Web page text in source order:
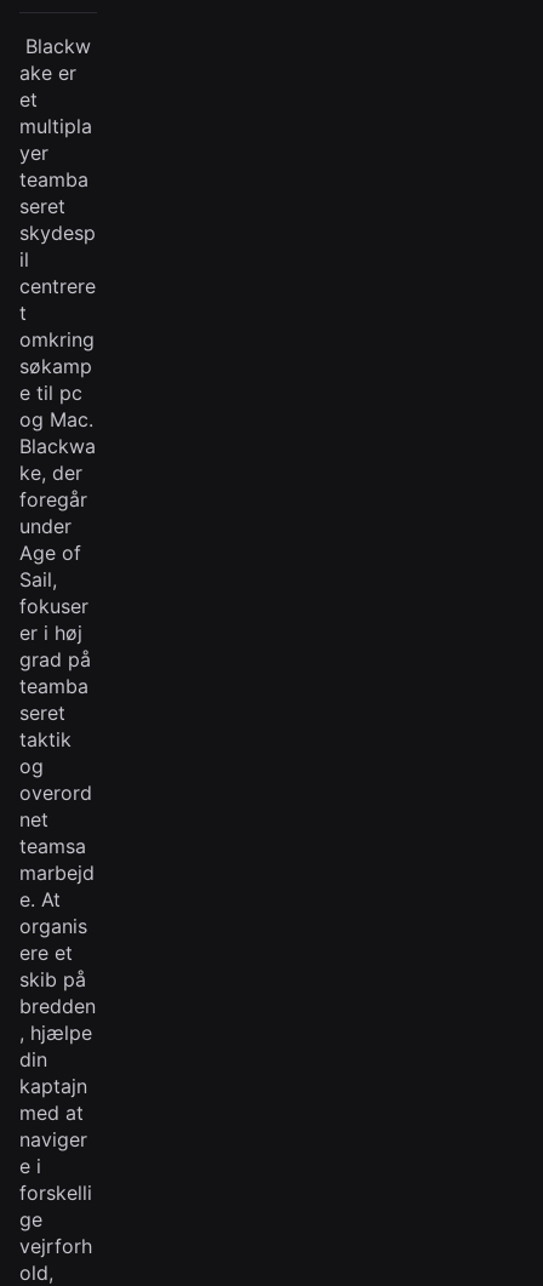
Blackw
ake er
et
multipla
yer
teamba
seret
skydesp
il
centrere
t
omkring
søkamp
e til pc
og Mac.
Blackwa
ke, der
foregår
under
Age of
Sail,
fokuser
er i høj
grad på
teamba
seret
taktik
og
overord
net
teamsa
marbejd
e. At
organis
ere et
skib på
bredden
, hjælpe
din
kaptajn
med at
naviger
e i
forskelli
ge
vejrforh
old,